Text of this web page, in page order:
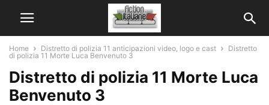
Home Distretto di polizia 11 anticipazioni video, logo e cast
Distretto
di polizia 11 Morte Luca Benvenuto 3
Distretto di polizia 11 Morte Luca
Benvenuto 3